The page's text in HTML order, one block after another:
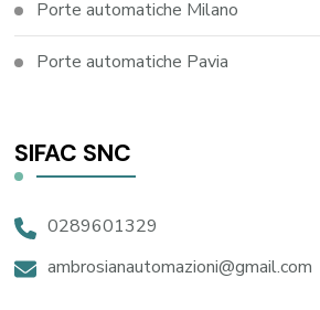
Porte automatiche Milano
Porte automatiche Pavia
SIFAC SNC
0289601329
ambrosianautomazioni@gmail.com